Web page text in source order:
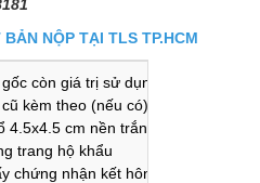
NỘP TẠI TLS TP.HCM
còn giá trị sử dụng trên 6 tháng
kèm theo (nếu có);
4.5x4.5 cm nền trắng (hình chụp
trang hộ khẩu
chứng nhận kết hôn (nếu đã có gia